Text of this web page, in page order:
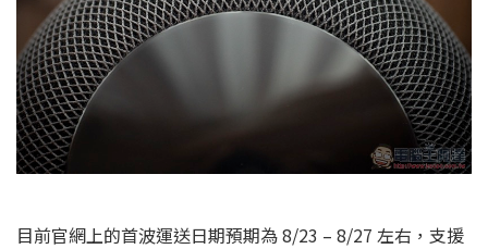
目前官網上的首波運送日期預期為 8/23 – 8/27 左右，支援